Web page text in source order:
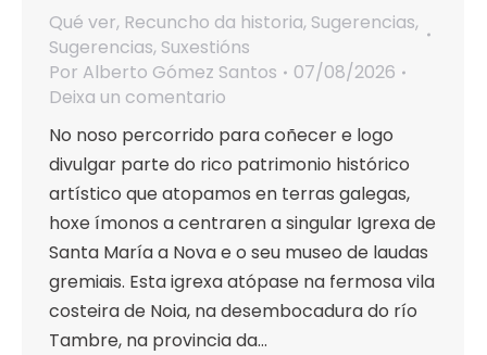
Qué ver, Recuncho da historia, Sugerencias,
Sugerencias, Suxestións
Por Alberto Gómez Santos
07/08/2026
Deixa un comentario
No noso percorrido para coñecer e logo
divulgar parte do rico patrimonio histórico
artístico que atopamos en terras galegas,
hoxe ímonos a centraren a singular Igrexa de
Santa María a Nova e o seu museo de laudas
gremiais. Esta igrexa atópase na fermosa vila
costeira de Noia, na desembocadura do río
Tambre, na provincia da…